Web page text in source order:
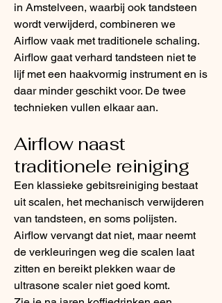
in Amstelveen, waarbij ook tandsteen
wordt verwijderd, combineren we
Airflow vaak met traditionele schaling.
Airflow gaat verhard tandsteen niet te
lijf met een haakvormig instrument en is
daar minder geschikt voor. De twee
technieken vullen elkaar aan.
Airflow naast
traditionele reiniging
Een klassieke gebitsreiniging bestaat
uit scalen, het mechanisch verwijderen
van tandsteen, en soms polijsten.
Airflow vervangt dat niet, maar neemt
de verkleuringen weg die scalen laat
zitten en bereikt plekken waar de
ultrasone scaler niet goed komt.